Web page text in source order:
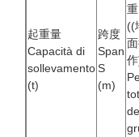
起重量
Capacità di
sollevamento
(t)
跨度
Span
S
(m)
重
((